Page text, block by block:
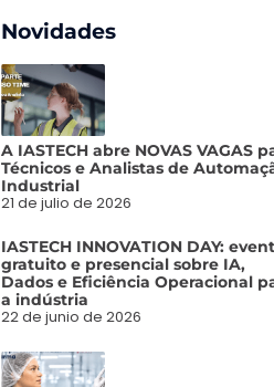
Novidades
A IASTECH abre NOVAS VAGAS
Técnicos e Analistas de
Industrial
21 de julio de 2026
IASTECH INNOVATION DAY:
gratuito e presencial sobre IA,
Dados e Eficiência Operacional
a indústria
22 de junio de 2026